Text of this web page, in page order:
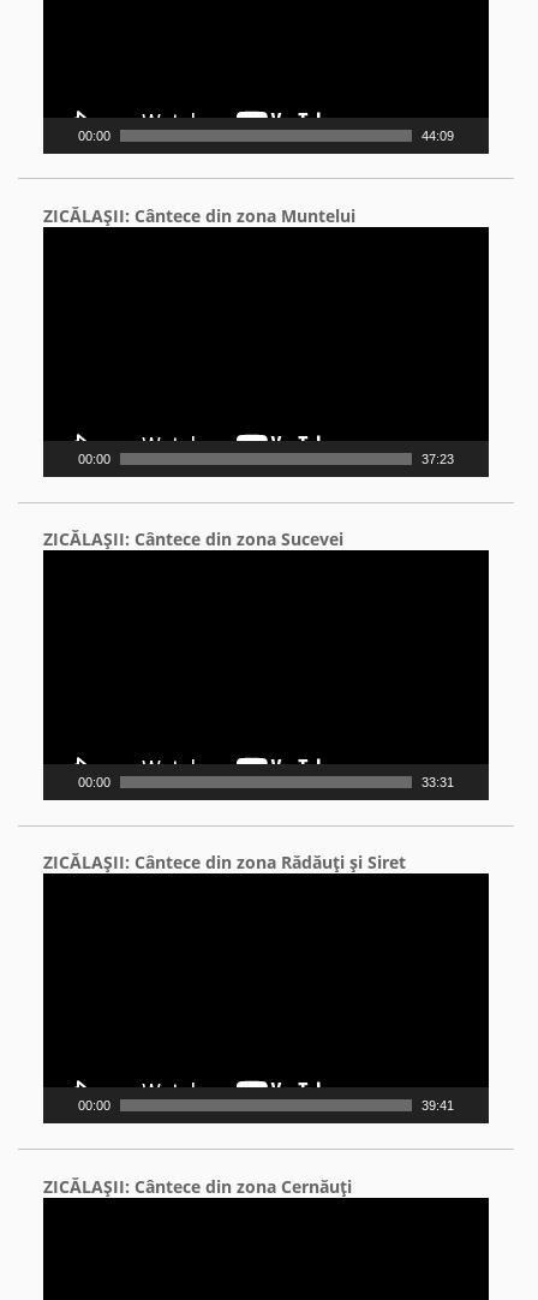
00:00 44:09
ZICĂLAŞII: Cântece din zona Muntelui
00:00 37:23
ZICĂLAŞII: Cântece din zona Sucevei
00:00 33:31
ZICĂLAŞII: Cântece din zona Rădăuţi şi Siret
00:00 39:41
ZICĂLAŞII: Cântece din zona Cernăuţi